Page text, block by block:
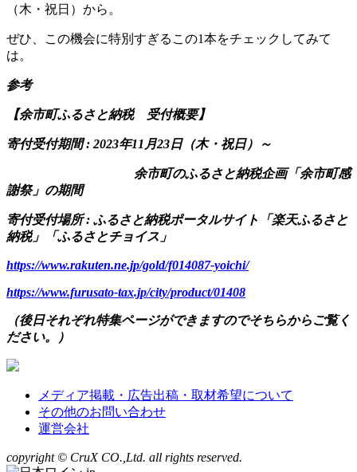
（木・祝日）から。
ぜひ、この機会に特別すぎるこの1本をチェックしてみて
は。
参考
【余市町ふるさと納税 受付概要】
寄付受付期間 : 2023年11月23日（木・祝日）～
余市町のふるさと納税企画「余市町感
謝祭」の期間
寄付受付場所 : ふるさと納税ポータルサイト「楽天ふるさと
納税」「ふるさとチョイス」
https://www.rakuten.ne.jp/gold/f014087-yoichi/
https://www.furusato-tax.jp/city/product/01408
（後日それぞれ特集ページができますのでそちらからご覧く
ださい。）
メディア掲載・広告出稿・取材希望について
その他のお問い合わせ
運営会社
copyright © CruX CO.,Ltd. all rights reserved.